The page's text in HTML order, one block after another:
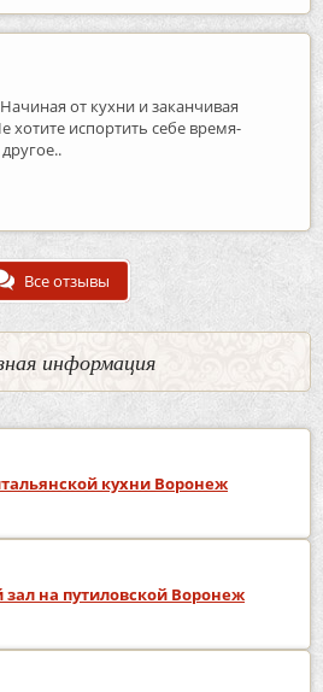
от кухни и заканчивая
хотите испортить себе время-
Все отзывы
информация
кухни Воронеж
на путиловской Воронеж